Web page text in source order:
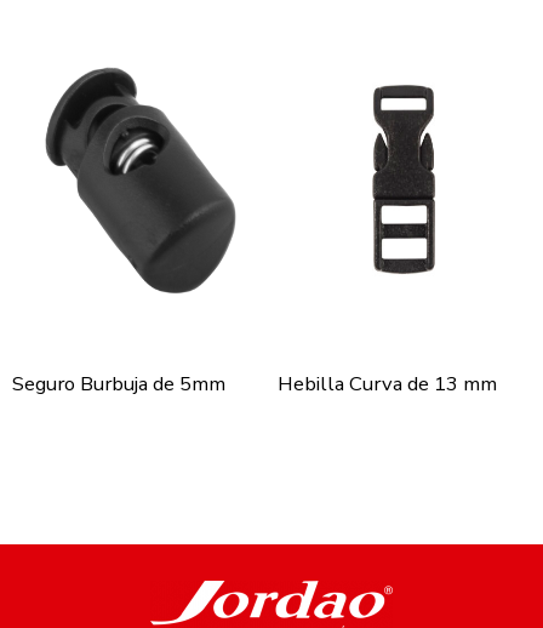
Seguro Burbuja de 5mm Hebilla Curva de 13 mm